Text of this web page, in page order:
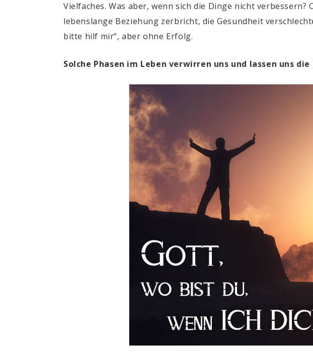
Vielfaches. Was aber, wenn sich die Dinge nicht
lebenslange Beziehung zerbricht, die Gesundheit
bitte hilf mir“, aber ohne Erfolg.
Solche Phasen im Leben verwirren uns und lassen uns